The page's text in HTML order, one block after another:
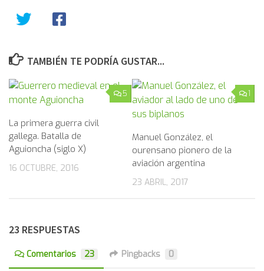
TAMBIÉN TE PODRÍA GUSTAR...
5
La primera guerra civil
gallega. Batalla de
Aguioncha (siglo X)
16 OCTUBRE, 2016
1
Manuel González, el
ourensano pionero de la
aviación argentina
23 ABRIL, 2017
23 RESPUESTAS
Comentarios 23 Pingbacks 0